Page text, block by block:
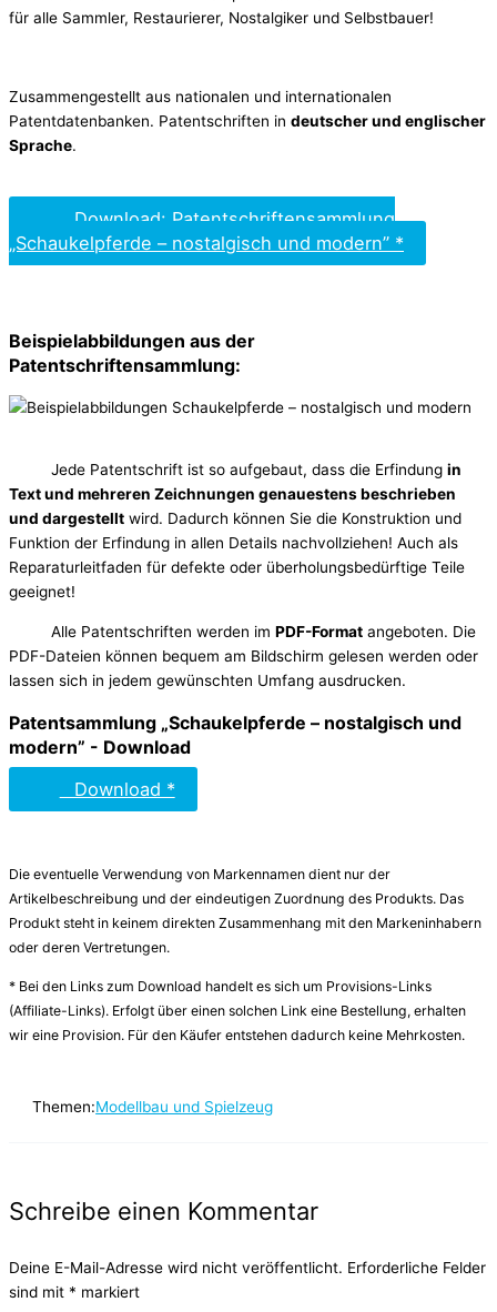
für alle Sammler, Restaurierer, Nostalgiker und Selbstbauer!
Zusammengestellt aus nationalen und internationalen
Patentdatenbanken. Patentschriften in deutscher und englischer
Sprache.
Download: Patentschriftensammlung
„Schaukelpferde – nostalgisch und modern” *
Beispielabbildungen aus der
Patentschriftensammlung:
Jede Patentschrift ist so aufgebaut, dass die Erfindungin
Text und mehreren Zeichnungen genauestens beschrieben
und dargestellt wird. Dadurch können Sie die Konstruktion und
Funktion der Erfindung in allen Details nachvollziehen! Auch als
Reparaturleitfaden für defekte oder überholungsbedürftige Teile
geeignet!
Alle Patentschriften werden imPDF-Format angeboten. Die
PDF-Dateien können bequem am Bildschirm gelesen werden oder
lassen sich in jedem gewünschten Umfang ausdrucken.
Patentsammlung „Schaukelpferde – nostalgisch und
modern” - Download
Download *
Die eventuelle Verwendung von Markennamen dient nur der
Artikelbeschreibung und der eindeutigen Zuordnung des Produkts. Das
Produkt steht in keinem direkten Zusammenhang mit den Markeninhabern
oder deren Vertretungen.
* Bei den Links zum Download handelt es sich um Provisions-Links
(Affiliate-Links). Erfolgt über einen solchen Link eine Bestellung, erhalten
wir eine Provision. Für den Käufer entstehen dadurch keine Mehrkosten.
Themen:Modellbau und Spielzeug
Schreibe einen Kommentar
Deine E-Mail-Adresse wird nicht veröffentlicht. Erforderliche Felder
sind mit * markiert